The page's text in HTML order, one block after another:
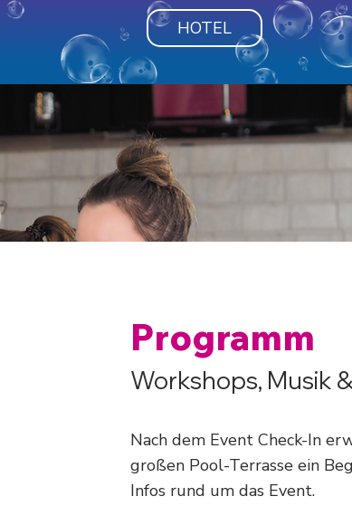
HOTEL
Programm
Workshops, Musik
Nach dem Event Check-In
großen Pool-Terrasse ein
Infos rund um das Event.